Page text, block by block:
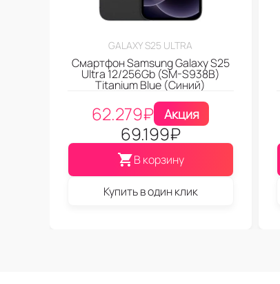
GALAXY S25 ULTRA
Смартфон Samsung Galaxy S25
Ultra 12/256Gb (SM-S938B)
Titanium Blue (Синий)
62.279₽ Акция
69.199₽
В корзину
Купить в один клик